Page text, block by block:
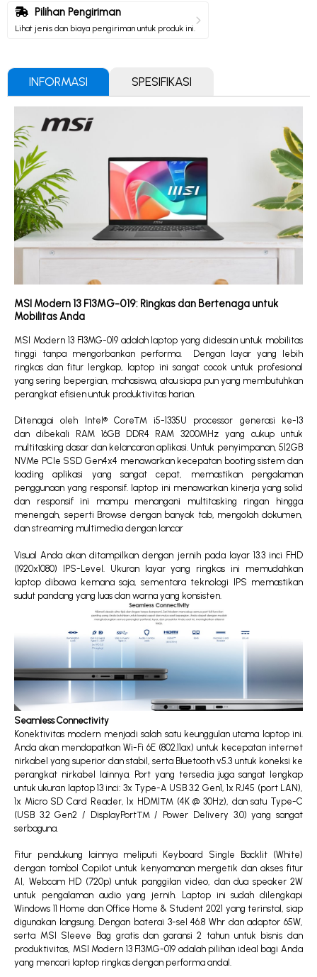
Pilihan Pengiriman
Lihat jenis dan biaya pengiriman untuk produk ini.
INFORMASI SPESIFIKASI
MSI Modern 13 F13MG-019: Ringkas dan Bertenaga untuk
Mobilitas Anda
MSI Modern 13 F13MG-019 adalah laptop yang didesain untuk mobilitas
tinggi tanpa mengorbankan performa. Dengan layar yang lebih
ringkas dan fitur lengkap, laptop ini sangat cocok untuk profesional
yang sering bepergian, mahasiswa, atau siapa pun yang membutuhkan
perangkat efisien untuk produktivitas harian.
Ditenagai oleh Intel® Core™ i5-1335U processor generasi ke-13
dan dibekali RAM 16GB DDR4 RAM 3200MHz yang cukup untuk
multitasking dasar dan kelancaran aplikasi. Untuk penyimpanan, 512GB
NVMe PCIe SSD Gen4x4 menawarkan kecepatan booting sistem dan
loading aplikasi yang sangat cepat, memastikan pengalaman
penggunaan yang responsif. laptop ini menawarkan kinerja yang solid
dan responsif ini mampu menangani multitasking ringan hingga
menengah, seperti Browse dengan banyak tab, mengolah dokumen,
dan streaming multimedia dengan lancar
Visual Anda akan ditampilkan dengan jernih pada layar 13.3 inci FHD
(1920x1080) IPS-Level. Ukuran layar yang ringkas ini memudahkan
laptop dibawa kemana saja, sementara teknologi IPS memastikan
sudut pandang yang luas dan warna yang konsisten.
Seamless Connectivity
Konektivitas modern menjadi salah satu keunggulan utama laptop ini.
Anda akan mendapatkan Wi-Fi 6E (802.11ax) untuk kecepatan internet
nirkabel yang superior dan stabil, serta Bluetooth v5.3 untuk koneksi ke
perangkat nirkabel lainnya. Port yang tersedia juga sangat lengkap
untuk ukuran laptop 13 inci: 3x Type-A USB 3.2 Gen1, 1x RJ45 (port LAN),
1x Micro SD Card Reader, 1x HDMI™ (4K @ 30Hz), dan satu Type-C
(USB 3.2 Gen2 / DisplayPort™ / Power Delivery 3.0) yang sangat
serbaguna.
Fitur pendukung lainnya meliputi Keyboard Single Backlit (White)
dengan tombol Copilot untuk kenyamanan mengetik dan akses fitur
AI, Webcam HD (720p) untuk panggilan video, dan dua speaker 2W
untuk pengalaman audio yang jernih. Laptop ini sudah dilengkapi
Windows 11 Home dan Office Home & Student 2021 yang terinstal, siap
digunakan langsung. Dengan baterai 3-sel 46.8 Whr dan adaptor 65W,
serta MSI Sleeve Bag gratis dan garansi 2 tahun untuk bisnis dan
produktivitas, MSI Modern 13 F13MG-019 adalah pilihan ideal bagi Anda
yang mencari laptop ringkas dengan performa andal.